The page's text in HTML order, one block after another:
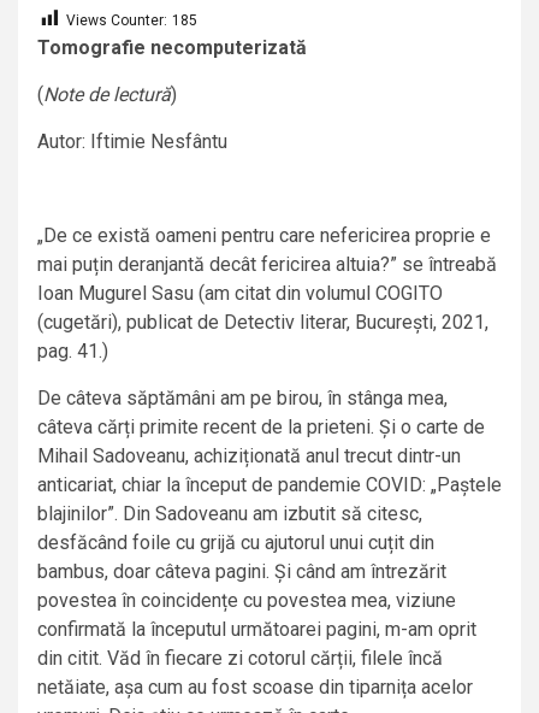
Views Counter: 185
Tomografie necomputerizată
(Note de lectură)
Autor: Iftimie Nesfântu
„De ce există oameni pentru care nefericirea proprie e
mai puțin deranjantă decât fericirea altuia?” se întreabă
Ioan Mugurel Sasu (am citat din volumul COGITO
(cugetări), publicat de Detectiv literar, București, 2021,
pag. 41.)
De câteva săptămâni am pe birou, în stânga mea,
câteva cărți primite recent de la prieteni. Și o carte de
Mihail Sadoveanu, achiziționată anul trecut dintr-un
anticariat, chiar la început de pandemie COVID: „Paștele
blajinilor”. Din Sadoveanu am izbutit să citesc,
desfăcând foile cu grijă cu ajutorul unui cuțit din
bambus, doar câteva pagini. Și când am întrezărit
povestea în coincidențe cu povestea mea, viziune
confirmată la începutul următoarei pagini, m-am oprit
din citit. Văd în fiecare zi cotorul cărții, filele încă
netăiate, așa cum au fost scoase din tiparnița acelor